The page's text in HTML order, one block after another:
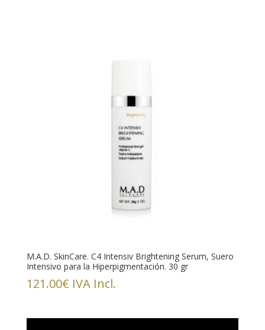
M.A.D. SkinCare. C4 Intensiv Brightening Serum, Suero
Intensivo para la Hiperpigmentación. 30 gr
121.00€ IVA Incl.